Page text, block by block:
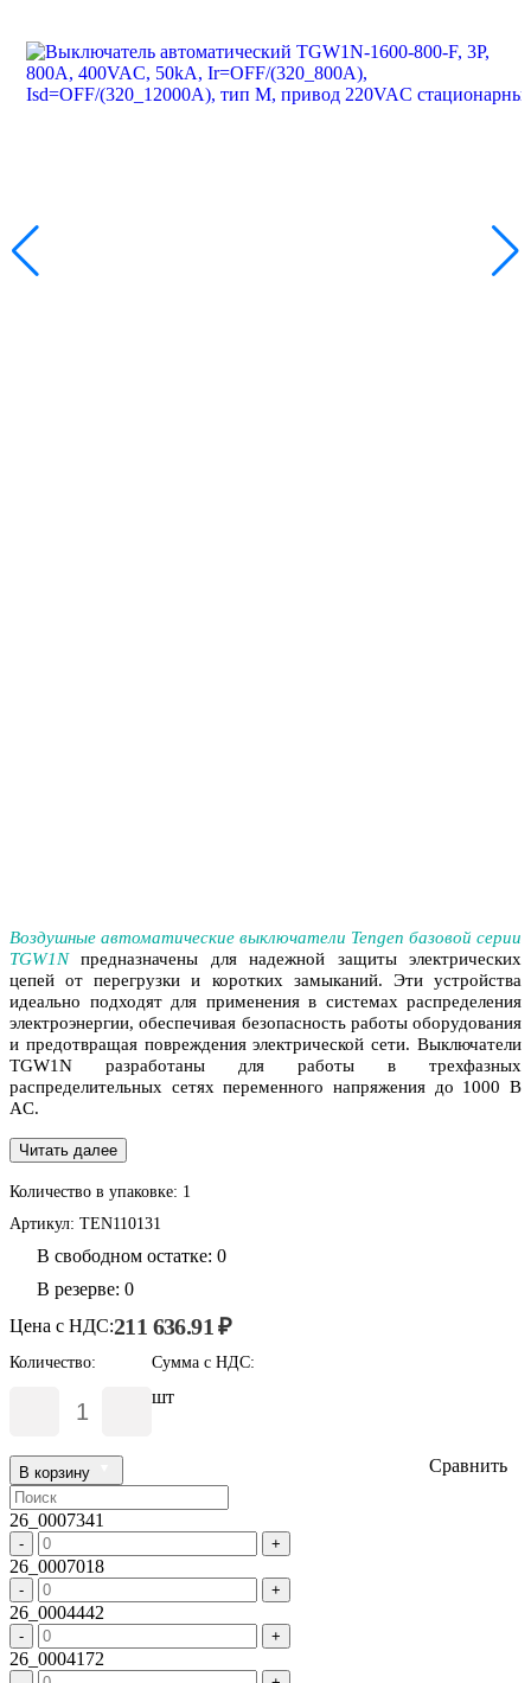
Воздушные автоматические выключатели Tengen базовой серии
TGW1Nпредназначены для надежной защиты электрических
цепей от перегрузки и коротких замыканий. Эти устройства
идеально подходят для применения в системах распределения
электроэнергии, обеспечивая безопасность работы оборудования
и предотвращая повреждения электрической сети. Выключатели
TGW1N разработаны для работы в трехфазных
распределительных сетях переменного напряжения до 1000 В
AC.
Читать далее
Количество в упаковке: 1
Артикул: TEN110131
В свободном остатке: 0
В резерве: 0
Цена с НДС:211 636.91 ₽
Количество: Сумма с НДС:
шт
В корзину
26_0007341
- +
26_0007018
- +
26_0004442
- +
26_0004172
Сравнить